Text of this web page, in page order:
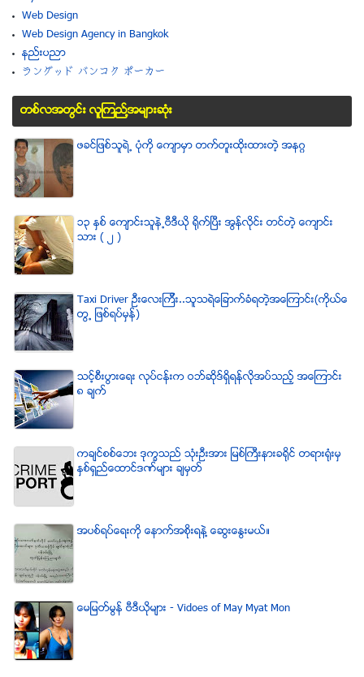
Web Design
Web Design Agency in Bangkok
နည္းပညာ
ラングッド バンコク ポーカー
တစ္လအတြင္း လူၾကည္႔အမ်ားဆံုး
ဖခင္ျဖစ္သူရဲ႕ ပံုကို ေက်ာမွာ တက္တူးထိုးထားတဲ့ အနဂၢ
၁၃ ႏွစ္ ေက်ာင္းသူနဲ႕ဗီဒီယို ရိုက္ျပီး အြန္လိုင္း တင္တဲ့ ေက်ာင္း
သား ( ၂ )
Taxi Driver ဦးေလးၾကီး..သူသရဲေျခာက္ခံရတဲ့အေၾကာင္း(ကိုယ္ေ
တြ႕ ျဖစ္ရပ္မွန္)
သင့္စီးပြားေရး လုပ္ငန္းက ဝဘ္ဆိုဒ္ရွိရန္လိုအပ္သည့္ အေၾကာင္း
၈ ခ်က္
ကခ်င္စစ္ေဘး ဒုကၡသည္ သံုးဦးအား ျမစ္ႀကီးနားခရိုင္ တရားရံုးမွ
ႏွစ္ရွည္ေထာင္ဒဏ္မ်ား ခ်မွတ္
အပစ္ရပ္ေရးကို ေနာက္အစိုးရနဲ႔ ေဆြးေႏြးမယ္။
ေမျမတ္မြန္ ဗီဒီယုိမ်ား - Vidoes of May Myat Mon